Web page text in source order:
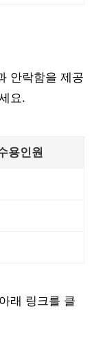
안락함을 제공
요.
용인원
래 링크를 클